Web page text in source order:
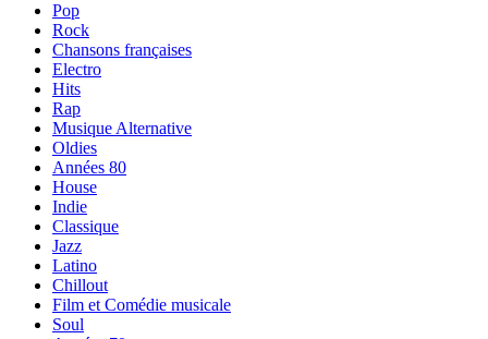
Pop
Rock
Chansons françaises
Electro
Hits
Rap
Musique Alternative
Oldies
Années 80
House
Indie
Classique
Jazz
Latino
Chillout
Film et Comédie musicale
Soul